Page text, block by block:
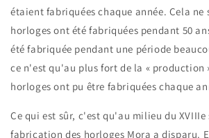
étaient fabriquées chaque année. Cela ne
horloges ont été fabriquées pendant 50
été fabriquée pendant une période
ce n'est qu'au plus fort de la « production
horloges ont pu être fabriquées chaque
Ce qui est sûr, c'est qu'au milieu du XVIIIe
fabrication des horloges Mora a disparu.